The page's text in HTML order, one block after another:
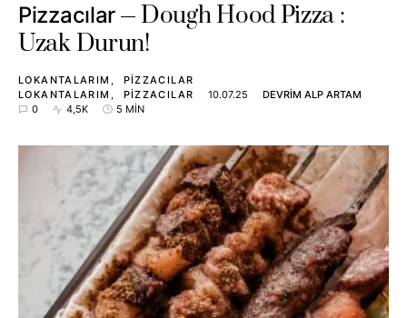
Pizzacılar
Dough Hood Pizza :
Uzak Durun!
LOKANTALARIM
PIZZACILAR
LOKANTALARIM
PIZZACILAR 10.07.25
DEVRIM ALP ARTAM
0
4,5K 5 MIN